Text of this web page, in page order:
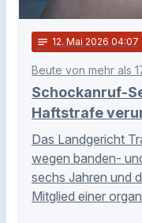
notes 12. Mai 2026 04:07
Beute von mehr als
Schockanruf-
Haftstrafe
Das Landgericht
wegen banden-
sechs Jahren und
Mitglied einer